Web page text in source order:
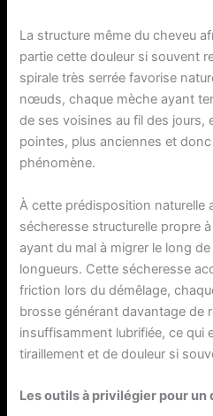
La structure même du cheveu
partie cette douleur si souvent
spirale très serrée favorise
nœuds, chaque mèche ayant
de ses voisines au fil des jours,
pointes, plus anciennes et
phénomène.
À cette prédisposition naturelle
sécheresse structurelle propre
ayant du mal à migrer le long de
longueurs. Cette sécheresse
friction lors du démêlage,
brosse générant davantage de
insuffisamment lubrifiée, ce qui
tiraillement et de douleur si
Les outils à privilégier pour un